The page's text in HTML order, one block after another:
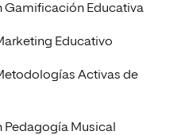
Gamificación Educativa
Educativo
Activas de
Pedagogía Musical